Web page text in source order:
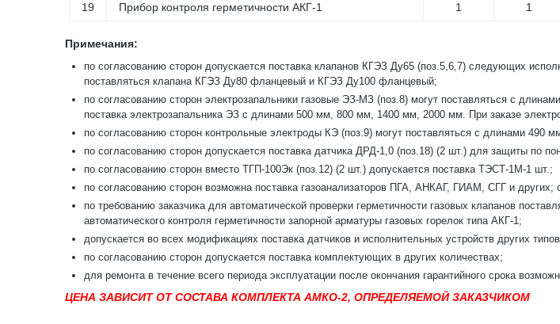
19 Прибор контроля герметичности АКГ-1 1 1
Примечания:
по согласованию сторон допускается поставка клапанов КГЭЗ Ду65 (поз.5,6,7) следующих
поставляться клапана КГЭЗ Ду80 фланцевый и КГЭЗ Ду100 фланцевый;
по согласованию сторон электрозапальники газовые ЭЗ-МЗ (поз.8) могут поставляться с
поставка электрозапальника ЭЗ с длинами 500 мм, 800 мм, 1400 мм, 2000 мм. При заказе
по согласованию сторон контрольные электроды КЭ (поз.9) могут поставляться с длинами
по согласованию сторон допускается поставка датчика ДРД-1,0 (поз.18) (2 шт.) для защиты по
по согласованию сторон вместо ТГП-100Эк (поз.12) (2 шт.) допускается поставка ТЭСТ-1М-1 шт.;
по согласованию сторон возможна поставка газоанализаторов ПГА, АНКАГ, ГИАМ, СГГ и
по требованию заказчика для автоматической проверки герметичности газовых клапанов
автоматического контроля герметичности запорной арматуры газовых горелок типа АКГ-1;
допускается во всех модификациях поставка датчиков и исполнительных устройств других
по согласованию сторон допускается поставка комплектующих в других количествах;
для ремонта в течение всего периода эксплуатации после окончания гарантийного срока
ЦЕНА ЗАВИСИТ ОТ СОСТАВА КОМПЛЕКТА АМКО-2, ОПРЕДЕЛЯЕМОЙ ЗАКАЗЧИКОМ